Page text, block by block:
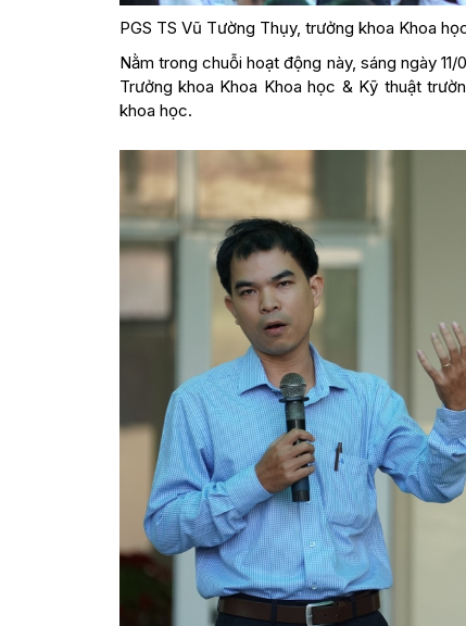
PGS TS Vũ Tường Thụy, trưởng khoa Khoa
Nằm trong chuỗi hoạt động này, sáng ngày
Trưởng khoa Khoa Khoa học & Kỹ thuật
khoa học.